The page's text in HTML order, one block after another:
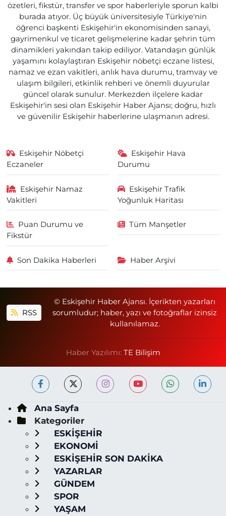
özetleri, fikstür, transfer ve spor haberleriyle sporun kalbi
burada atıyor. Üç büyük üniversitesiyle Türkiye'nin
öğrenci başkenti Eskişehir'in ekonomisinden sanayi,
gayrimenkul ve ticaret gelişmelerine kadar şehrin tüm
dinamikleri yakından takip ediliyor. Vatandaşın günlük
yaşamını kolaylaştıran Eskişehir nöbetçi eczane listesi,
namaz ve ezan vakitleri, anlık hava durumu, tramvay ve
ulaşım bilgileri, etkinlik rehberi ve önemli duyurular
güncel olarak sunulur. Merkezden ilçelere kadar
Eskişehir'in sesi olan Eskişehir Haber Ajansı; doğru, hızlı
ve güvenilir Eskişehir haberlerine ulaşmanın adresi.
Eskişehir Nöbetçi
Eczaneler
Eskişehir Hava
Durumu
Eskişehir Namaz
Vakitleri
Eskişehir Trafik
Yoğunluk Haritası
Puan Durumu ve
Fikstür
Tüm Manşetler
Son Dakika Haberleri Haber Arşivi
RSS
© Eskişehir Haber Ajansı. İçerikten yazarları
sorumludur; haber, yazı ve fotoğraflar izinsiz
kullanılamaz.
Haber Yazılımı: TE Bilişim
Ana Sayfa
Kategoriler
ESKİŞEHİR
EKONOMİ
ESKİŞEHİR SON DAKİKA
YAZARLAR
GÜNDEM
SPOR
YAŞAM